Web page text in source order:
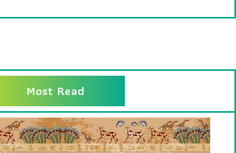
Most Read